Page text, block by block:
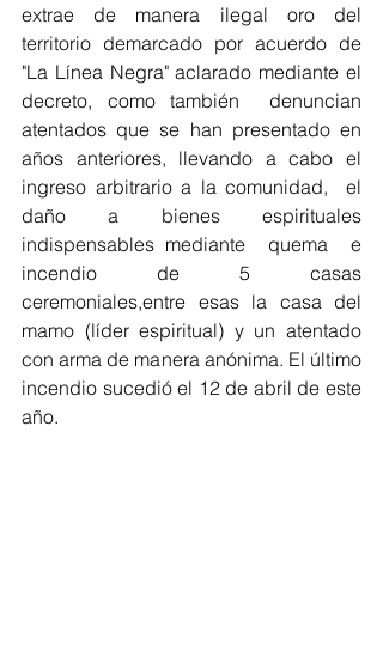
extrae de manera ilegal oro del
territorio demarcado por acuerdo de
"La Línea Negra" aclarado mediante el
decreto, como también  denuncian
atentados que se han presentado en
años anteriores, llevando a cabo el
ingreso arbitrario a la comunidad,  el
daño   a   bienes   espirituales
indispensables mediante  quema  e
incendio  de  5  casas
ceremoniales,entre esas la casa del
mamo (líder espiritual) y un atentado
con arma de manera anónima. El último
incendio sucedió el 12 de abril de este
año.